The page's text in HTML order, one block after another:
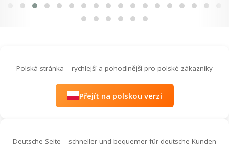
Polská stránka – rychlejší a pohodlnější pro polské zákazníky
Přejít na polskou verzi
Deutsche Seite – schneller und bequemer für deutsche Kunden